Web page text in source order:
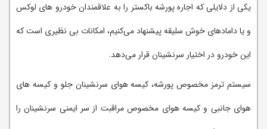
یکی از دلایلی که اجاره پورشه باکستر را به علاقمندان خودرو های لوکس
و یا دامادهای خوش سلیقه پیشنهاد می‌کنیم، امکانات بی نظیری است که
این خودرو در اختیار سرنشینان قرار می‌دهد.
سیستم ترمز مخصوص پورشه، کیسه هوای سرنشینان جلو و کیسه های
هوای جانبی و کیسه هوای مخصوص مراقبت از سر ایمنی سرنشینان را